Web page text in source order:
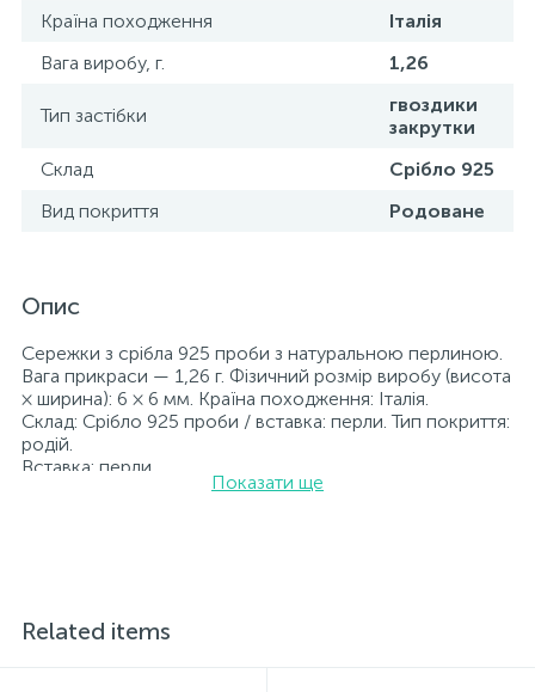
Країна походження
Італія
Вага виробу, г.
1,26
Тип застібки
гвоздики
закрутки
Склад
Срібло 925
Вид покриття
Родоване
Опис
Сережки з срібла 925 проби з натуральною перлиною.
Вага прикраси — 1,26 г. Фізичний розмір виробу (висота
× ширина): 6 × 6 мм. Країна походження: Італія.
Склад: Срібло 925 проби / вставка: перли. Тип покриття:
родій.
Вставка: перли.
Прикраси з родієм довше зберігають свій первісний
прикраси додається бирка із зазначенням усіх
Показати ще
Related items